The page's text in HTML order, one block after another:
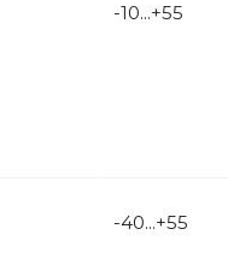
-10...+55
-40...+55